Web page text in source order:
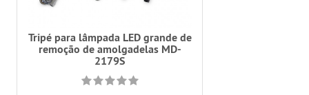
Tripé para lâmpada LED grande de
remoção de amolgadelas MD-
2179S